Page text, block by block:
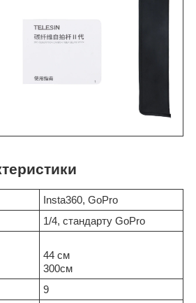
Insta360, GoPro
1/4, стандарту GoPro
44 см
300см
9